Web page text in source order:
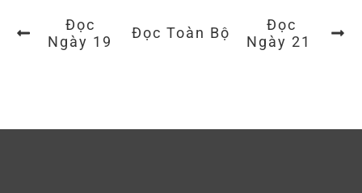
Đọc
Ngày 19
Đọc Toàn Bộ
Đọc
Ngày 21